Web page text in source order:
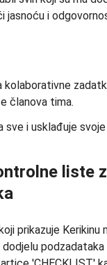
jasnoću i
kolaborativne
članova tima.
sve i usklađuje
liste